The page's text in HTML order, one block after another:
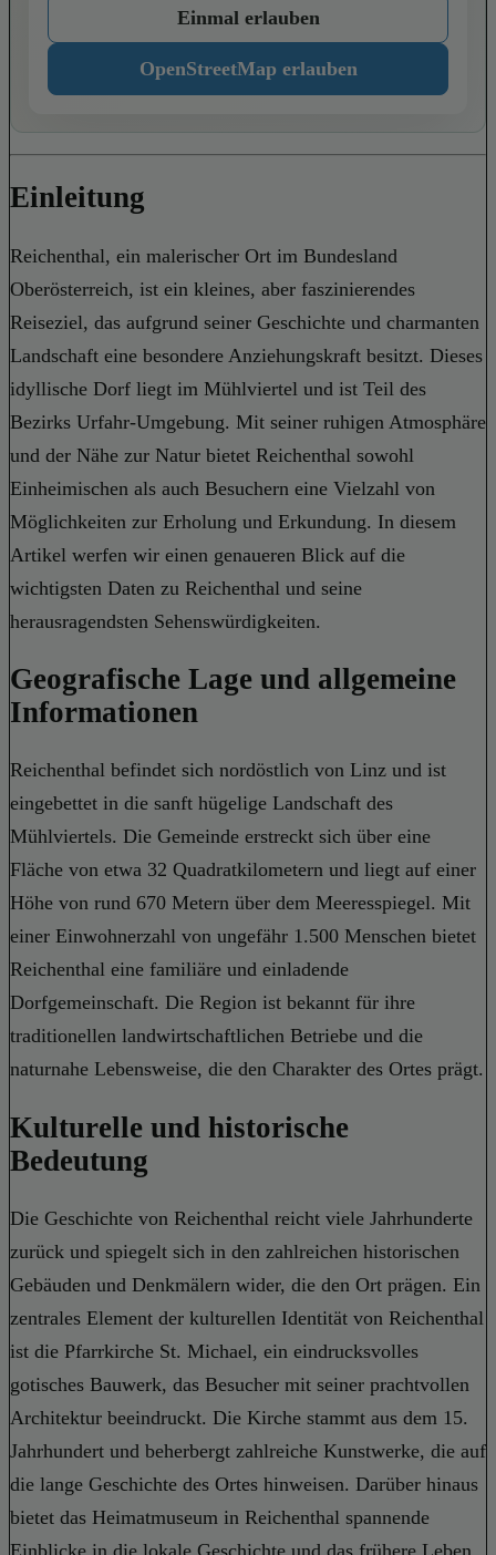
Einmal erlauben
OpenStreetMap erlauben
Einleitung
Reichenthal, ein malerischer Ort im Bundesland
Oberösterreich, ist ein kleines, aber faszinierendes
Reiseziel, das aufgrund seiner Geschichte und charmanten
Landschaft eine besondere Anziehungskraft besitzt. Dieses
idyllische Dorf liegt im Mühlviertel und ist Teil des
Bezirks Urfahr-Umgebung. Mit seiner ruhigen Atmosphäre
und der Nähe zur Natur bietet Reichenthal sowohl
Einheimischen als auch Besuchern eine Vielzahl von
Möglichkeiten zur Erholung und Erkundung. In diesem
Artikel werfen wir einen genaueren Blick auf die
wichtigsten Daten zu Reichenthal und seine
herausragendsten Sehenswürdigkeiten.
Geografische Lage und allgemeine
Informationen
Reichenthal befindet sich nordöstlich von Linz und ist
eingebettet in die sanft hügelige Landschaft des
Mühlviertels. Die Gemeinde erstreckt sich über eine
Fläche von etwa 32 Quadratkilometern und liegt auf einer
Höhe von rund 670 Metern über dem Meeresspiegel. Mit
einer Einwohnerzahl von ungefähr 1.500 Menschen bietet
Reichenthal eine familiäre und einladende
Dorfgemeinschaft. Die Region ist bekannt für ihre
traditionellen landwirtschaftlichen Betriebe und die
naturnahe Lebensweise, die den Charakter des Ortes prägt.
Kulturelle und historische
Bedeutung
Die Geschichte von Reichenthal reicht viele Jahrhunderte
zurück und spiegelt sich in den zahlreichen historischen
Gebäuden und Denkmälern wider, die den Ort prägen. Ein
zentrales Element der kulturellen Identität von Reichenthal
ist die Pfarrkirche St. Michael, ein eindrucksvolles
gotisches Bauwerk, das Besucher mit seiner prachtvollen
Architektur beeindruckt. Die Kirche stammt aus dem 15.
Jahrhundert und beherbergt zahlreiche Kunstwerke, die auf
die lange Geschichte des Ortes hinweisen. Darüber hinaus
bietet das Heimatmuseum in Reichenthal spannende